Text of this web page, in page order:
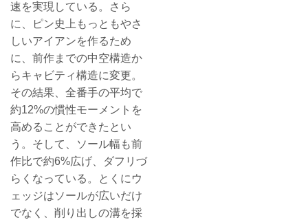
速を実現している。さら
に、ピン史上もっともやさ
しいアイアンを作るため
に、前作までの中空構造か
らキャビティ構造に変更。
その結果、全番手の平均で
約12%の慣性モーメントを
高めることができたとい
う。そして、ソール幅も前
作比で約6%広げ、ダフリづ
らくなっている。とくにウ
ェッジはソールが広いだけ
でなく、削り出しの溝を採